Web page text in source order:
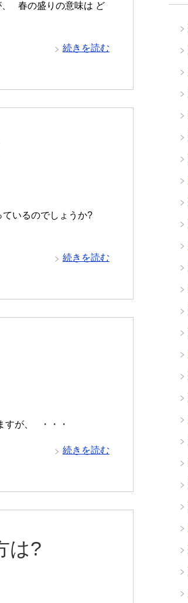
、 春の盛りの意味は ど
続きを読む
いるのでしょうか?
続きを読む
すが、 ・・・
続きを読む
は?